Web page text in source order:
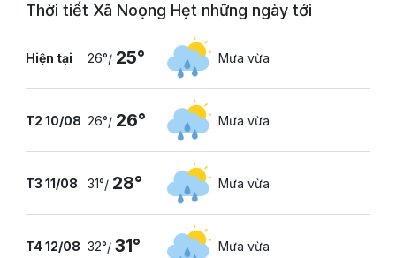
Thời tiết Xã Noọng Hẹt những ngày tới
Hiện tại 26°/ 25° Mưa vừa
T2 10/08 26°/ 26° Mưa vừa
T3 11/08 31°/ 28° Mưa vừa
T4 12/08 32°/ 31° Mưa vừa